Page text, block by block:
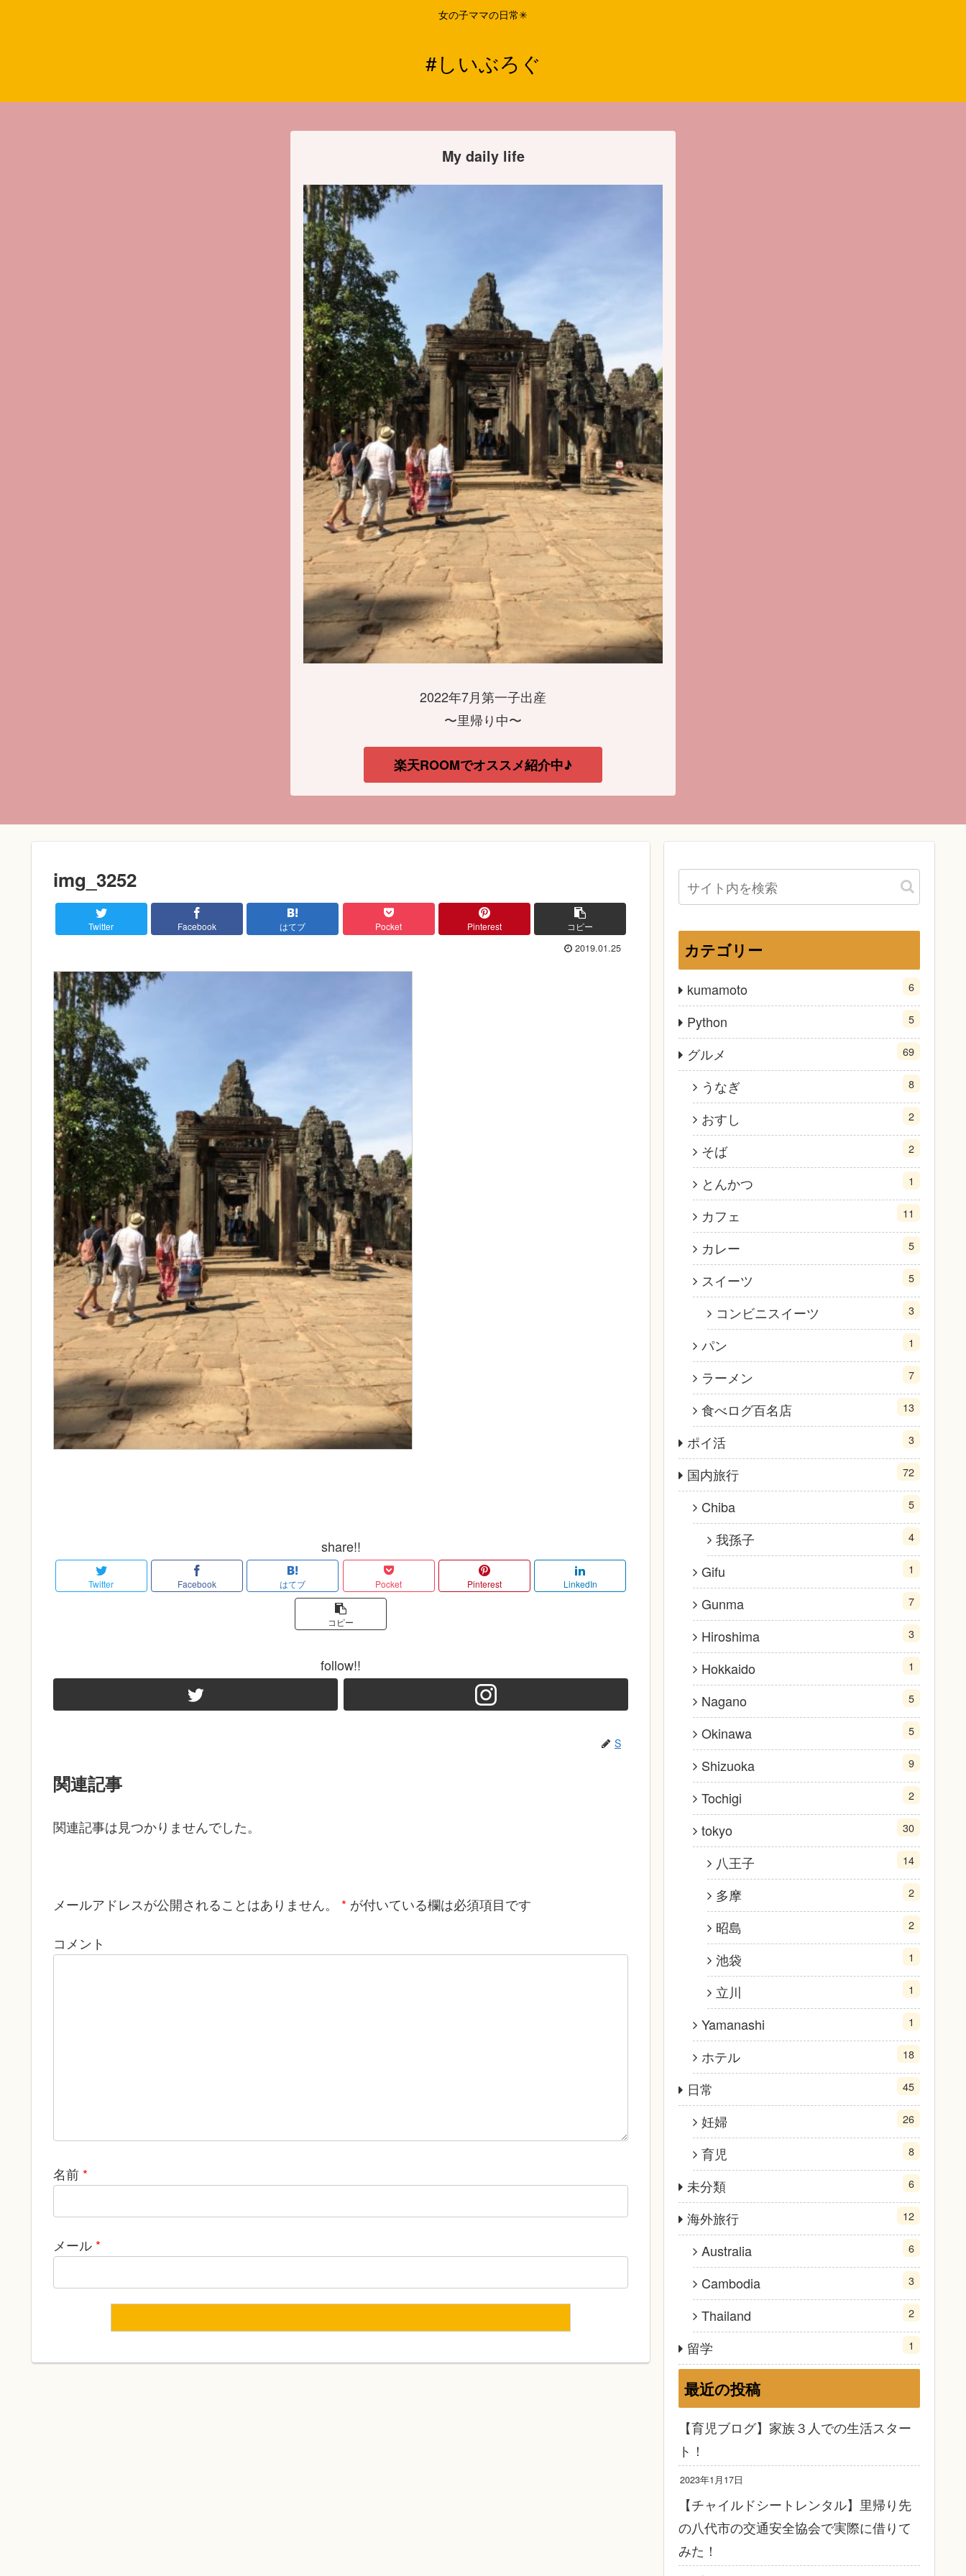
女の子ママの日常✳︎
#しいぶろぐ
My daily life
2022年7月第一子出産
〜里帰り中〜
楽天ROOMでオススメ紹介中♪
img_3252
Twitter Facebook はてブ Pocket Pinterest コピー
2019.01.25
share!!
Twitter Facebook はてブ Pocket Pinterest LinkedIn
コピー
follow!!
S
関連記事
関連記事は見つかりませんでした。
メールアドレスが公開されることはありません。 * が付いている欄は必須項目です
コメント
名前 *
メール *
カテゴリー
kumamoto 6
Python 5
グルメ 69
うなぎ 8
おすし 2
そば 2
とんかつ 1
カフェ 11
カレー 5
スイーツ 5
コンビニスイーツ 3
パン 1
ラーメン 7
食べログ百名店 13
ポイ活 3
国内旅行 72
Chiba 5
我孫子 4
Gifu 1
Gunma 7
Hiroshima 3
Hokkaido 1
Nagano 5
Okinawa 5
Shizuoka 9
Tochigi 2
tokyo 30
八王子 14
多摩 2
昭島 2
池袋 1
立川 1
Yamanashi 1
ホテル 18
日常 45
妊婦 26
育児 8
未分類 6
海外旅行 12
Australia 6
Cambodia 3
Thailand 2
留学 1
最近の投稿
【育児ブログ】家族３人での生活スター
ト！
2023年1月17日
【チャイルドシートレンタル】里帰り先
の八代市の交通安全協会で実際に借りて
みた！